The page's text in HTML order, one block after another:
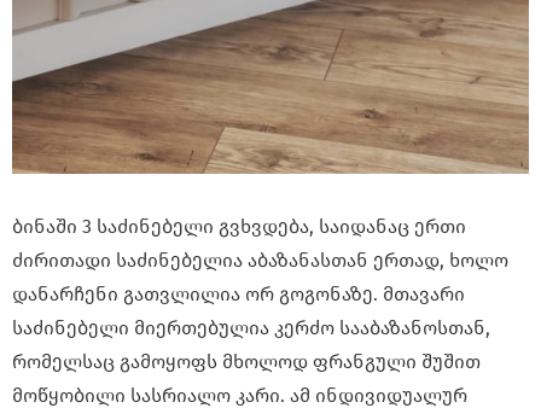
ბინაში 3 საძინებელი გვხვდება, საიდანაც ერთი
ძირითადი საძინებელია აბაზანასთან ერთად, ხოლო
დანარჩენი გათვლილია ორ გოგონაზე. მთავარი
საძინებელი მიერთებულია კერძო სააბაზანოსთან,
რომელსაც გამოყოფს მხოლოდ ფრანგული შუშით
მოწყობილი სასრიალო კარი. ამ ინდივიდუალურ